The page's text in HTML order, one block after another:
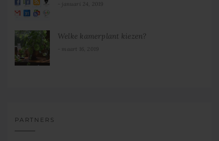
januari 24, 2019
Welke kamerplant kiezen?
maart 16, 2019
PARTNERS